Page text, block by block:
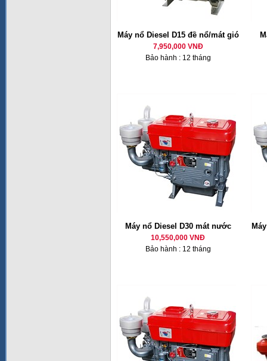
Máy nổ Diesel D15 đề nổ/mát gió
7,950,000 VNĐ
Bảo hành : 12 tháng
Máy nổ Diesel D30 mát nước
10,550,000 VNĐ
Bảo hành : 12 tháng